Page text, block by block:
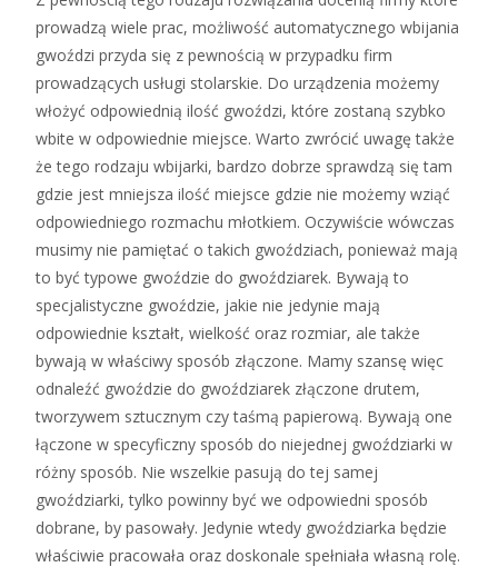
prowadzą wiele prac, możliwość automatycznego wbijania
gwoździ przyda się z pewnością w przypadku firm
prowadzących usługi stolarskie. Do urządzenia możemy
włożyć odpowiednią ilość gwoździ, które zostaną szybko
wbite w odpowiednie miejsce. Warto zwrócić uwagę także
że tego rodzaju wbijarki, bardzo dobrze sprawdzą się tam
gdzie jest mniejsza ilość miejsce gdzie nie możemy wziąć
odpowiedniego rozmachu młotkiem. Oczywiście wówczas
musimy nie pamiętać o takich gwoździach, ponieważ mają
to być typowe gwoździe do gwoździarek. Bywają to
specjalistyczne gwoździe, jakie nie jedynie mają
odpowiednie kształt, wielkość oraz rozmiar, ale także
bywają w właściwy sposób złączone. Mamy szansę więc
odnaleźć gwoździe do gwoździarek złączone drutem,
tworzywem sztucznym czy taśmą papierową. Bywają one
łączone w specyficzny sposób do niejednej gwoździarki w
różny sposób. Nie wszelkie pasują do tej samej
gwoździarki, tylko powinny być we odpowiedni sposób
dobrane, by pasowały. Jedynie wtedy gwoździarka będzie
właściwie pracowała oraz doskonale spełniała własną rolę.